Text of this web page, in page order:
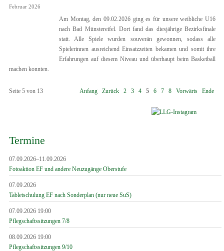
Februar 2026
Am Montag, den 09.02.2026 ging es für unsere weibliche U16
nach Bad Münstereifel. Dort fand das diesjährige Bezirksfinale
statt. Alle Spiele wurden souverän gewonnen, sodass alle
Spielerinnen ausreichend Einsatzzeiten bekamen und somit ihre
Erfahrungen auf diesem Niveau und überhaupt beim Basketball
machen konnten.
Seite 5 von 13 Anfang Zurück 2 3 4 5 6 7 8 Vorwärts Ende
Termine
07.09.2026–11.09.2026
Fotoaktion EF und andere Neuzugänge Oberstufe
07.09.2026
Tabletschulung EF nach Sonderplan (nur neue SuS)
07.09.2026 19:00
Pflegschaftssitzungen 7/8
08.09.2026 19:00
Pflegschaftssitzungen 9/10